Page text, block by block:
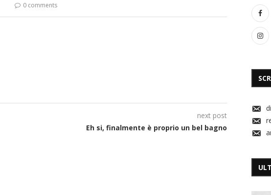
0 comments
next post
Eh si, finalmente è proprio un bel bagno